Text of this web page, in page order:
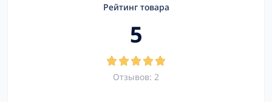
Рейтинг товара
5
Отзывов: 2